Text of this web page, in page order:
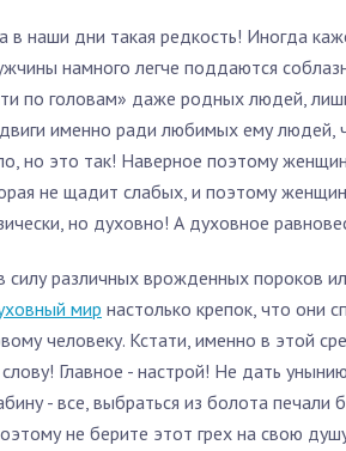
наши дни такая редкость! Иногда
намного легче поддаются
по головам» даже родных людей,
именно ради любимых ему людей,
но это так! Наверное поэтому
не щадит слабых, и поэтому
но духовно! А духовное
силу различных врожденных пороков
мир настолько крепок, что они
человеку. Кстати, именно в этой
Главное - настрой! Не дать
- все, выбраться из болота
не берите этот грех на свою